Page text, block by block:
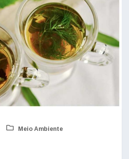
Meio Ambiente